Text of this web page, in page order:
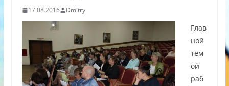
17.08.2016 Dmitry
Глав
ной
тем
ой
раб